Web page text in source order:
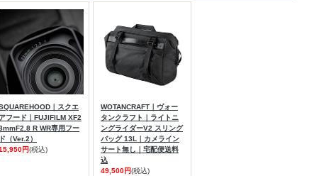
｜スクエ
アフード｜FUJIFILM XF2
R WR専用フー
ド（Ver.2）
円(税込)
WOTANCRAFT｜ヴォー
タンクラフト｜ライトニ
ングライダーV2 スリング
バッグ 13L｜カメライン
サート無し｜宅配便送料
込
49,500円(税込)